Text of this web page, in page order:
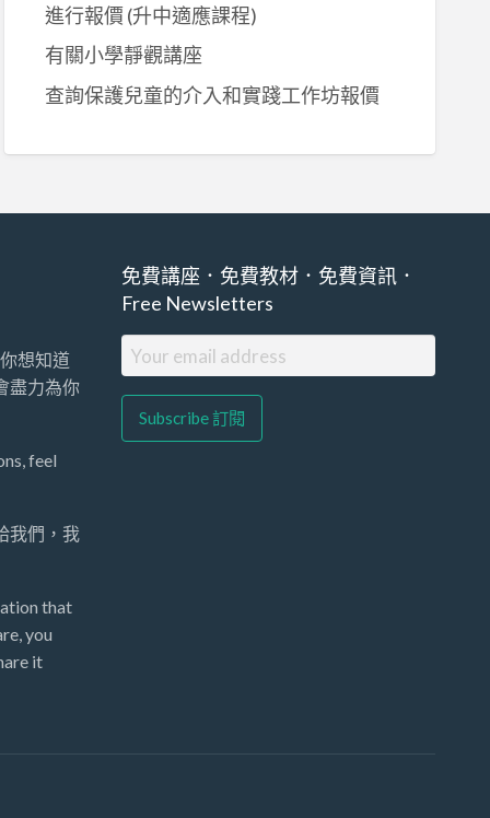
進行報價 (升中適應課程)
有關小學靜觀講座
查詢保護兒童的介入和實踐工作坊報價
想知道
盡力為你
feel
我們，我
that
you
it
免費講座．免費教材．免費資訊．
Free Newsletters